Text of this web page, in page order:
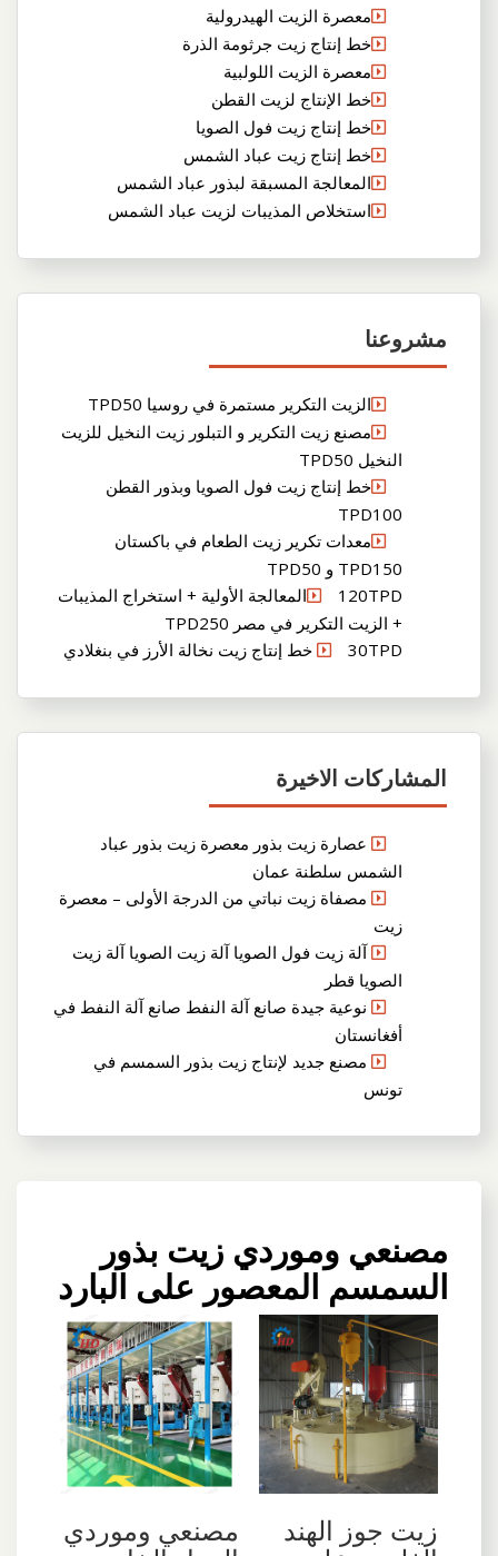
معصرة الزيت الهيدرولية
خط إنتاج زيت جرثومة الذرة
معصرة الزيت اللولبية
خط الإنتاج لزيت القطن
خط إنتاج زيت فول الصويا
خط إنتاج زيت عباد الشمس
المعالجة المسبقة لبذور عباد الشمس
استخلاص المذيبات لزيت عباد الشمس
مشروعنا
الزيت التكرير مستمرة في روسيا TPD50
مصنع زيت التكرير و التبلور زيت النخيل للزيت
النخيل TPD50
خط إنتاج زيت فول الصويا وبذور القطن
TPD100
معدات تكرير زيت الطعام في باكستان
TPD150 و TPD50
120TPDالمعالجة الأولية + استخراج المذيبات
+ الزيت التكرير في مصر TPD250
30TPD خط إنتاج زيت نخالة الأرز في بنغلادي
المشاركات الاخيرة
عصارة زيت بذور معصرة زيت بذور عباد
الشمس سلطنة عمان
مصفاة زيت نباتي من الدرجة الأولى – معصرة
زيت
آلة زيت فول الصويا آلة زيت الصويا آلة زيت
الصويا قطر
نوعية جيدة صانع آلة النفط صانع آلة النفط في
أفغانستان
مصنع جديد لإنتاج زيت بذور السمسم في
تونس
مصنعي وموردي زيت بذور
السمسم المعصور على البارد
زيت جوز الهند مصنعي وموردي